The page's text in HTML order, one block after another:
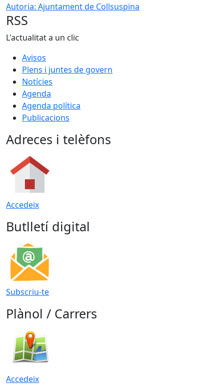
Autoria: Ajuntament de Collsuspina
RSS
L'actualitat a un clic
Avisos
Plens i juntes de govern
Notícies
Agenda
Agenda política
Publicacions
Adreces i telèfons
Accedeix
Butlletí digital
Subscriu-te
Plànol / Carrers
Accedeix